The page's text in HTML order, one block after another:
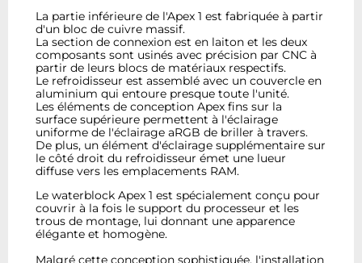
La partie inférieure de l'Apex 1 est fabriquée à partir
d'un bloc de cuivre massif.
La section de connexion est en laiton et les deux
composants sont usinés avec précision par CNC à
partir de leurs blocs de matériaux respectifs.
Le refroidisseur est assemblé avec un couvercle en
aluminium qui entoure presque toute l'unité.
Les éléments de conception Apex fins sur la
surface supérieure permettent à l'éclairage
uniforme de l'éclairage aRGB de briller à travers.
De plus, un élément d'éclairage supplémentaire sur
le côté droit du refroidisseur émet une lueur
diffuse vers les emplacements RAM.
Le waterblock Apex 1 est spécialement conçu pour
couvrir à la fois le support du processeur et les
trous de montage, lui donnant une apparence
élégante et homogène.
Malgré cette conception sophistiquée, l'installation